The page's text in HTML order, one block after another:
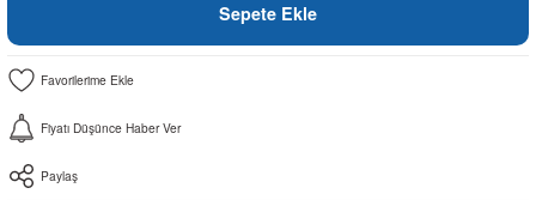
Sepete Ekle
Fiyatı Düşünce Haber Ver
Paylaş